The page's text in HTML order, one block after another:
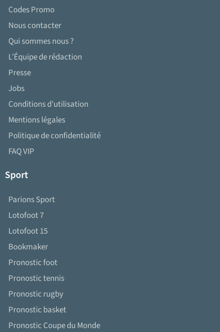
Codes Promo
Nous contacter
Qui sommes nous ?
L’Équipe de rédaction
Presse
Jobs
Conditions d'utilisation
Mentions légales
Politique de confidentialité
FAQ VIP
Sport
Parions Sport
Lotofoot 7
Lotofoot 15
Bookmaker
Pronostic foot
Pronostic tennis
Pronostic rugby
Pronostic basket
Pronostic Coupe du Monde